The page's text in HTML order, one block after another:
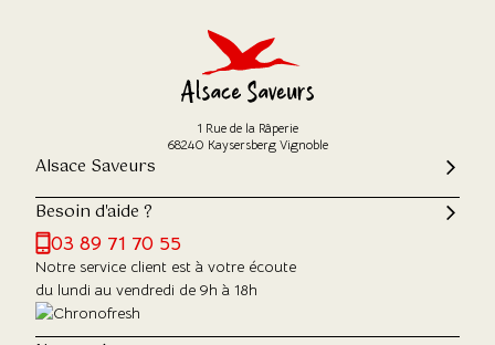
1 Rue de la Râperie
68240 Kaysersberg Vignoble
Alsace Saveurs
Besoin d'aide ?
03 89 71 70 55
Notre service client est à votre écoute
du lundi au vendredi de 9h à 18h